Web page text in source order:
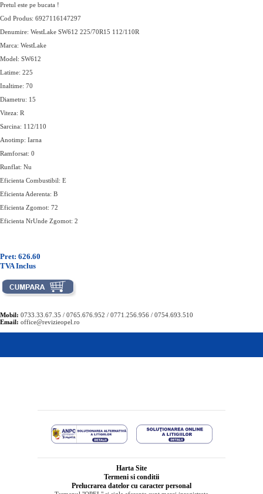
Pretul este pe bucata !
Cod Produs: 6927116147297
Denumire: WestLake SW612 225/70R15 112/110R
Marca: WestLake
Model: SW612
Latime: 225
Inaltime: 70
Diametru: 15
Viteza: R
Sarcina: 112/110
Anotimp: Iarna
Ramforsat: 0
Runflat: Nu
Eficienta Combustibil: E
Eficienta Aderenta: B
Eficienta Zgomot: 72
Eficienta NrUnde Zgomot: 2
Pret: 626.60
TVA Inclus
Mobil: 0733.33.67.35 / 0765.676.952 / 0771.256.956 / 0754.693.510
Email: office@revizieopel.ro
Harta Site
Termeni si conditii
Prelucrarea datelor cu caracter personal